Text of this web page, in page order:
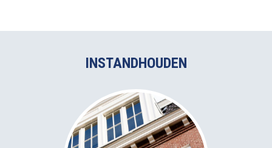
INSTANDHOUDEN